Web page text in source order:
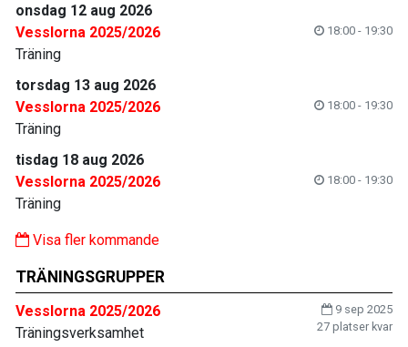
onsdag 12 aug 2026
Vesslorna 2025/2026
18:00 - 19:30
Träning
torsdag 13 aug 2026
Vesslorna 2025/2026
18:00 - 19:30
Träning
tisdag 18 aug 2026
Vesslorna 2025/2026
18:00 - 19:30
Träning
Visa fler kommande
TRÄNINGSGRUPPER
Vesslorna 2025/2026
9 sep 2025
27 platser kvar
Träningsverksamhet